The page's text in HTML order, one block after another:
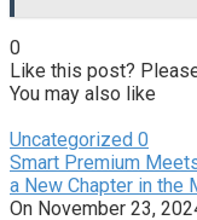
0
Like this post?
You may also like
Uncategorized 0
Smart Premium
a New Chapter in the
On November 23,